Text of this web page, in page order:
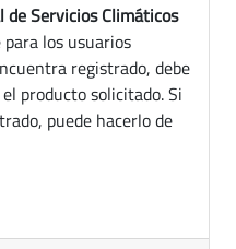
de Servicios Climáticos
los usuarios
registrado, debe
producto solicitado. Si
puede hacerlo de